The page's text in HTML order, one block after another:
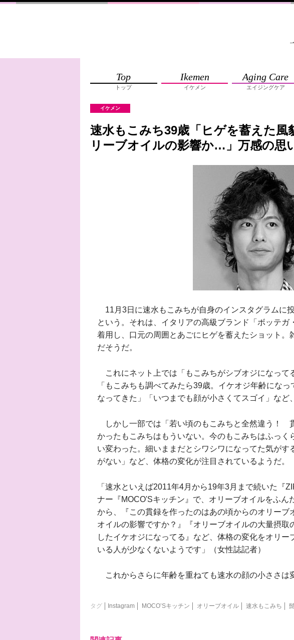
Top
トップ
Ikemen
イケメン
Aging Care
エイジングケア
イケメン
速水もこみち39歳「ヒゲを蓄えた風
リーブオイルの影響か…」万感の思
11月3日に速水もこみちが自身のインスタグラムに
という。それは、イタリアの高級ブランド「ボッテガ
着用し、口元の周囲とあごにヒゲを蓄えたショット。
だそうだ。
これにネット上では「もこみちがシブオジになって
「もこみちも調べてみたら39歳。イケオジ年齢にな
なってきた」「いつまでも顔が小さくてスゴイ」など
しかし一部では「若い頃のもこみちと全然違う！
かったもこみちはもういない。今のもこみちはふっく
い変わった。細いままだとシワシワになってた気がす
がない」など、体格の変化が注目されているようだ。
「速水といえば2011年4月から19年3月まで続いた『
ナー『MOCO'Sキッチン』で、オリーブオイルをふん
から、『この貫録を作ったのはあの頃からのオリーブ
オイルの影響ですか？』『オリーブオイルの大量摂取
したイケオジになってる』など、体格の変化をオリー
いる人が少なくないようです」（女性誌記者）
これからさらに年齢を重ねても速水の顔の小ささは
タグ Instagram MOCO’Sキッチン オリーブオイル 速水もこみち